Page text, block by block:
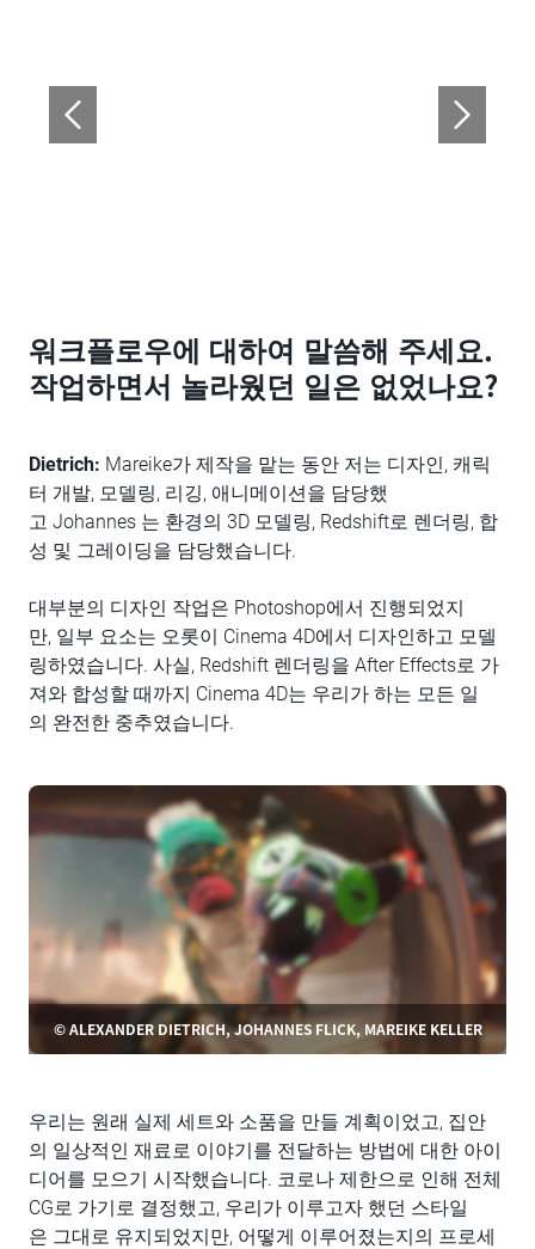
워크플로우에 대하여 말씀해 주세요.
작업하면서 놀라웠던 일은 없었나요?
Dietrich: Mareike가 제작을 맡는 동안 저는 디자인, 캐릭
터 개발, 모델링, 리깅, 애니메이션을 담당했
고 Johannes 는 환경의 3D 모델링, Redshift로 렌더링, 합
성 및 그레이딩을 담당했습니다.
대부분의 디자인 작업은 Photoshop에서 진행되었지
만, 일부 요소는 오롯이 Cinema 4D에서 디자인하고 모델
링하였습니다. 사실, Redshift 렌더링을 After Effects로 가
져와 합성할 때까지 Cinema 4D는 우리가 하는 모든 일
의 완전한 중추였습니다.
© ALEXANDER DIETRICH, JOHANNES FLICK, MAREIKE KELLER
우리는 원래 실제 세트와 소품을 만들 계획이었고, 집안
의 일상적인 재료로 이야기를 전달하는 방법에 대한 아이
디어를 모으기 시작했습니다. 코로나 제한으로 인해 전체
CG로 가기로 결정했고, 우리가 이루고자 했던 스타일
은 그대로 유지되었지만, 어떻게 이루어졌는지의 프로세